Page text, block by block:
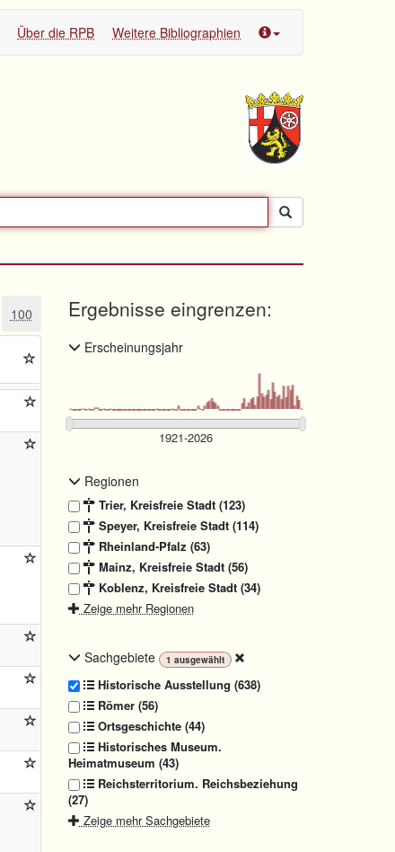
Über die RPB Weitere Bibliographien
100 Ergebnisse eingrenzen:
Erscheinungsjahr
Regionen
Trier, Kreisfreie Stadt (123)
Speyer, Kreisfreie Stadt (114)
Rheinland-Pfalz (63)
Mainz, Kreisfreie Stadt (56)
Koblenz, Kreisfreie Stadt (34)
Zeige mehr Regionen
Sachgebiete 1 ausgewählt
Historische Ausstellung (638)
Römer (56)
Ortsgeschichte (44)
Historisches Museum.
Heimatmuseum (43)
Reichsterritorium. Reichsbeziehung
(27)
Zeige mehr Sachgebiete